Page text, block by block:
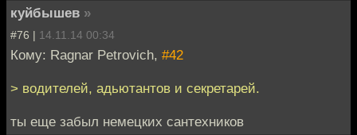
куйбышев »
#76 | 14.11.14 00:34
Кому: Ragnar Petrovich, #42
> водителей, адьютантов и секретарей.
ты еще забыл немецких сантехников